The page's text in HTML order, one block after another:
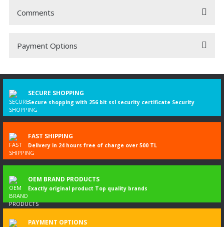
Comments
Be the first to comment on this product!
Payment Options
SECURE SHOPPING
Secure shopping with 256 bit ssl security certificate Security
FAST SHIPPING
Delivery in 24 hours free of charge over 500 TL
OEM BRAND PRODUCTS
Exactly original product Top quality brands
PAYMENT OPTIONS